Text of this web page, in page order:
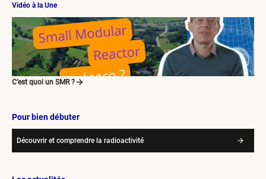
Vidéo à la Une
C’est quoi un SMR ?
Pour bien débuter
Découvrir et comprendre la radioactivité